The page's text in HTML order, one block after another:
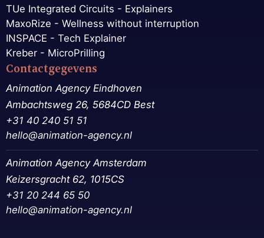
TUe Integrated Circuits - Explainers
MaxoRize - Wellness without interruption
INSPACE - Tech Explainer
Kreber - MicroPrilling
Contactgegevens
Animation Agency Eindhoven
Ambachtsweg 26, 5684CD Best
+31 40 240 51 51
hello@animation-agency.nl
Animation Agency Amsterdam
Keizersgracht 62, 1015CS
+31 20 244 65 50‬
hello@animation-agency.nl